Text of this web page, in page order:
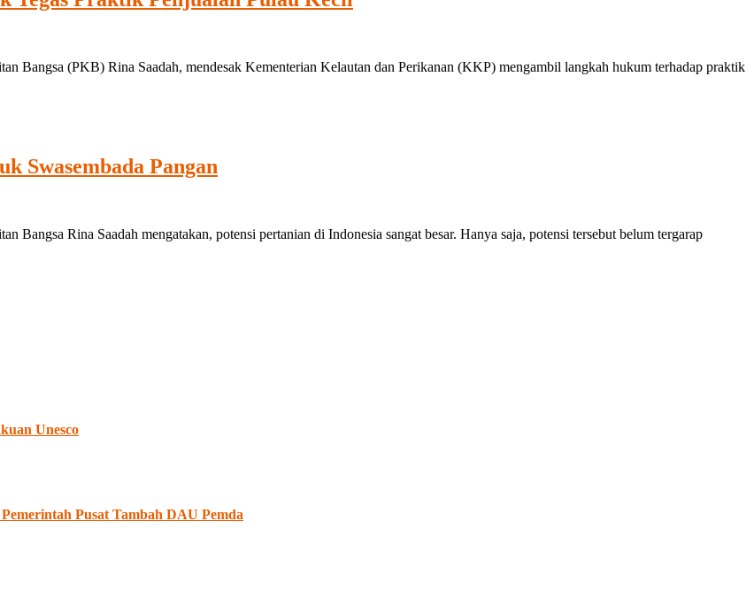
(PKB) Rina Saadah, mendesak Kementerian Kelautan dan Perikanan (KKP) mengambil langkah hukum terhadap praktik
Swasembada Pangan
Rina Saadah mengatakan, potensi pertanian di Indonesia sangat besar. Hanya saja, potensi tersebut belum tergarap
Unesco
Pusat Tambah DAU Pemda